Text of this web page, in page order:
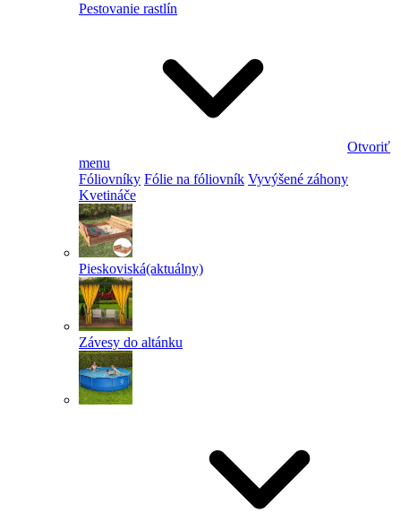
Pestovanie rastlín
Otvoriť
menu
Fóliovníky Fólie na fóliovník Vyvýšené záhony
Kvetináče
Pieskoviská(aktuálny)
Závesy do altánku